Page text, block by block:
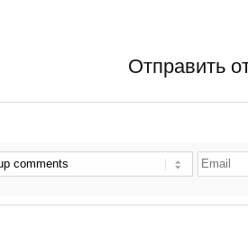
Отправить